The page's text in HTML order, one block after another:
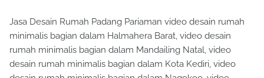
Jasa Desain Rumah Padang Pariaman video desain rumah
minimalis bagian dalam Halmahera Barat, video desain
rumah minimalis bagian dalam Mandailing Natal, video
desain rumah minimalis bagian dalam Kota Kediri, video